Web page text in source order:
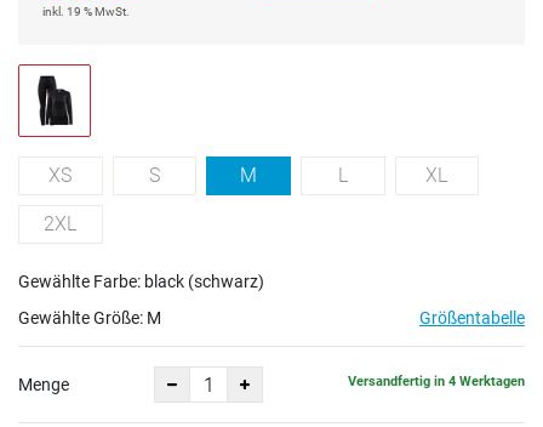
inkl. 19 % MwSt.
XS S M L XL
2XL
Gewählte Farbe: black (schwarz)
Gewählte Größe: M Größentabelle
Menge Versandfertig in 4 Werktagen